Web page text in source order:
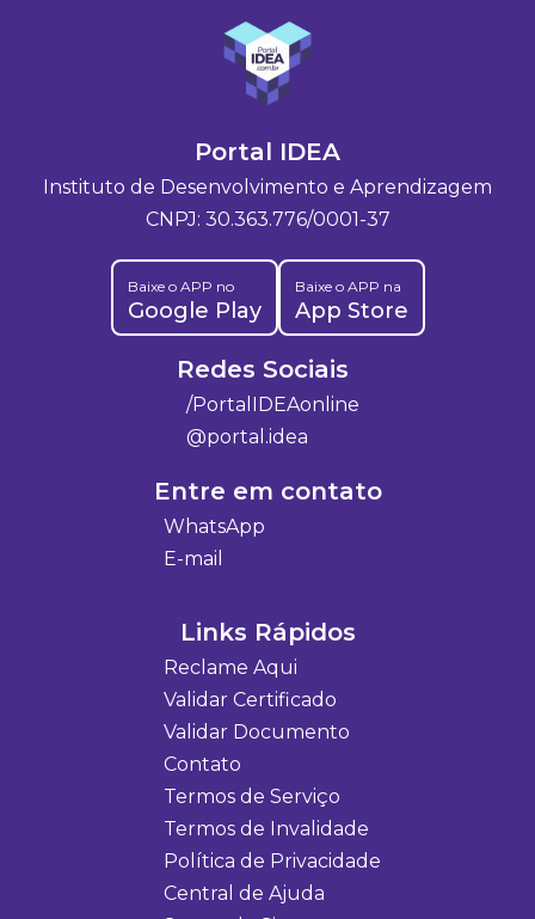
Portal IDEA
Instituto de Desenvolvimento e Aprendizagem
CNPJ: 30.363.776/0001-37
Baixe o APP no
Google Play
Baixe o APP na
App Store
Redes Sociais
/PortalIDEAonline
@portal.idea
Entre em contato
WhatsApp
E-mail
Links Rápidos
Reclame Aqui
Validar Certificado
Validar Documento
Contato
Termos de Serviço
Termos de Invalidade
Política de Privacidade
Central de Ajuda